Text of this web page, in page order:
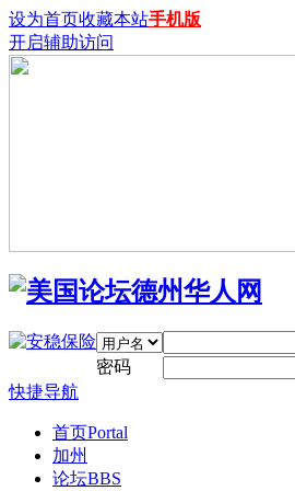
设为首页收藏本站手机版
开启辅助访问
密码
快捷导航
首页Portal
加州
论坛BBS